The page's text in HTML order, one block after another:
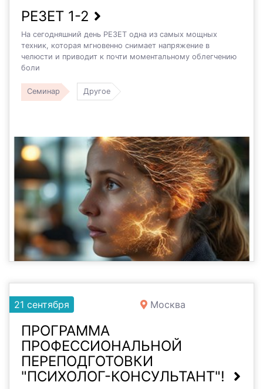
РЕЗЕТ 1-2
На сегодняшний день РЕЗЕТ одна из самых мощных
техник, которая мгновенно снимает напряжение в
челюсти и приводит к почти моментальному облегчению
боли
Семинар Другое
21 сентября Москва
ПРОГРАММА
ПРОФЕССИОНАЛЬНОЙ
ПЕРЕПОДГОТОВКИ
"ПСИХОЛОГ-КОНСУЛЬТАНТ"!